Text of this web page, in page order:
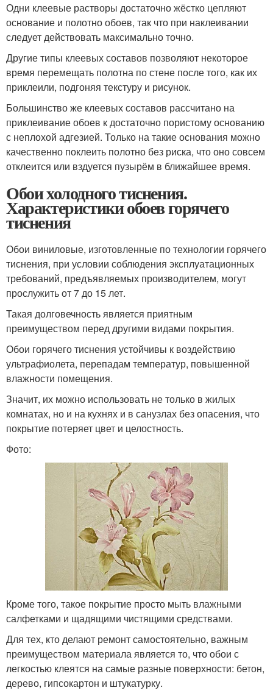
Одни клеевые растворы достаточно жёстко цепляют
основание и полотно обоев, так что при наклеивании
следует действовать максимально точно.
Другие типы клеевых составов позволяют некоторое
время перемещать полотна по стене после того, как их
приклеили, подгоняя текстуру и рисунок.
Большинство же клеевых составов рассчитано на
приклеивание обоев к достаточно пористому основанию
с неплохой адгезией. Только на такие основания можно
качественно поклеить полотно без риска, что оно совсем
отклеится или вздуется пузырём в ближайшее время.
Обои холодного тиснения.
Характеристики обоев горячего
тиснения
Обои виниловые, изготовленные по технологии горячего
тиснения, при условии соблюдения эксплуатационных
требований, предъявляемых производителем, могут
прослужить от 7 до 15 лет.
Такая долговечность является приятным
преимуществом перед другими видами покрытия.
Обои горячего тиснения устойчивы к воздействию
ультрафиолета, перепадам температур, повышенной
влажности помещения.
Значит, их можно использовать не только в жилых
комнатах, но и на кухнях и в санузлах без опасения, что
покрытие потеряет цвет и целостность.
Фото:
Кроме того, такое покрытие просто мыть влажными
салфетками и щадящими чистящими средствами.
Для тех, кто делают ремонт самостоятельно, важным
преимуществом материала является то, что обои с
легкостью клеятся на самые разные поверхности: бетон,
дерево, гипсокартон и штукатурку.